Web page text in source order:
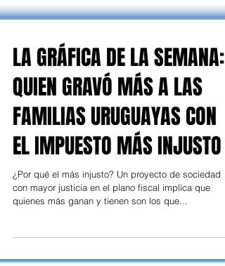
LA GRÁFICA DE LA SEMANA:
QUIEN GRAVÓ MÁS A LAS
FAMILIAS URUGUAYAS CON
EL IMPUESTO MÁS INJUSTO
quienes más ganan y tienen son los que...